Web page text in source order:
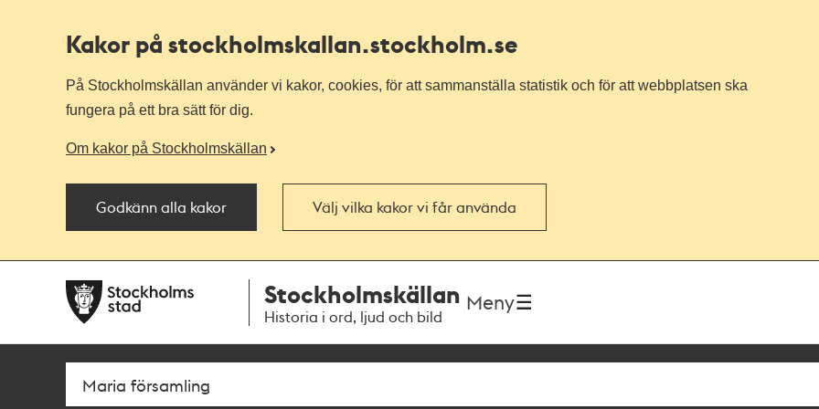
Kakor på stockholmskallan.stockholm.se
På Stockholmskällan använder vi kakor, cookies, för att sammanställa statistik och för att webbplatsen ska
fungera på ett bra sätt för dig.
Om kakor på Stockholmskällan
Godkänn alla kakor Välj vilka kakor vi får använda
navigationen
huvudinnehållet
Stockholmskällan
Historia i ord, ljud och bild
Meny
Sök